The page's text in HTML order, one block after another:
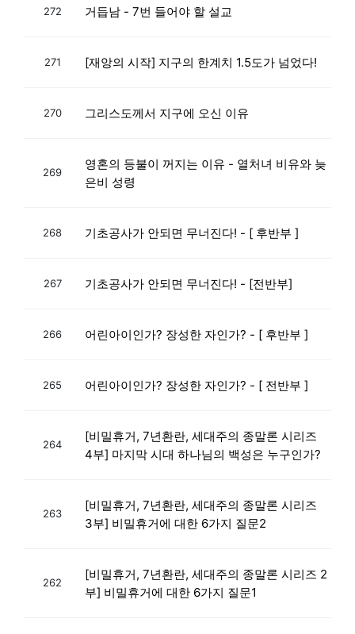
272 거듭남 - 7번 들어야 할 설교
271 [재앙의 시작] 지구의 한계치 1.5도가 넘었다!
270 그리스도께서 지구에 오신 이유
269
영혼의 등불이 꺼지는 이유 - 열처녀 비유와 늦
은비 성령
268 기초공사가 안되면 무너진다! - [ 후반부 ]
267 기초공사가 안되면 무너진다! - [전반부]
266 어린아이인가? 장성한 자인가? - [ 후반부 ]
265 어린아이인가? 장성한 자인가? - [ 전반부 ]
264
[비밀휴거, 7년환란, 세대주의 종말론 시리즈
4부] 마지막 시대 하나님의 백성은 누구인가?
263
[비밀휴거, 7년환란, 세대주의 종말론 시리즈
3부] 비밀휴거에 대한 6가지 질문2
262
[비밀휴거, 7년환란, 세대주의 종말론 시리즈 2
부] 비밀휴거에 대한 6가지 질문1